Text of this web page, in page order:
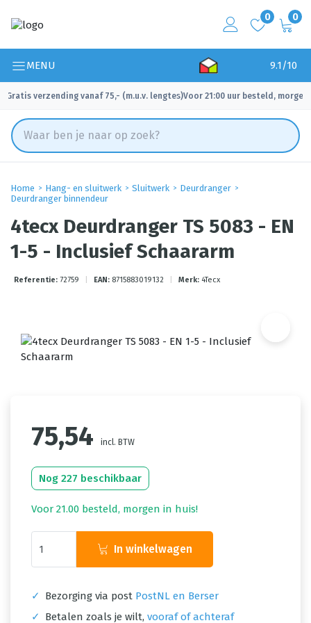
0 0
MENU 9.1/10
Gratis verzending vanaf 75,- (m.u.v. lengtes)
✓ Voor 21:00 uur besteld, morgen
Home Hang- en sluitwerk Sluitwerk
Deurdranger
Deurdranger binnendeur
4tecx Deurdranger TS 5083 - EN
1-5 - Inclusief Schaararm
Referentie: 72759 EAN: 8715883019132 Merk: 4Tecx
75,54 incl. BTW
Nog 227 beschikbaar
Voor 21.00 besteld, morgen in huis!
In winkelwagen
✓ Bezorging via post PostNL en Berser
✓
Betalen zoals je wilt, vooraf of achteraf